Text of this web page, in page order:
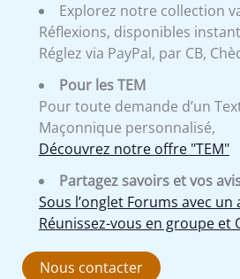
Explorez notre collection
Réflexions, disponibles
Réglez via PayPal, par CB,
Pour les TEM
Pour toute demande d’un
Maçonnique personnalisé,
Découvrez notre offre "TEM"
Partagez savoirs et vos
Sous l’onglet Forums avec
Réunissez-vous en groupe et
Nous contacter